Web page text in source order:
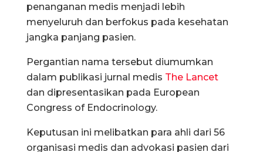
penanganan medis menjadi lebih
menyeluruh dan berfokus pada kesehatan
jangka panjang pasien.
Pergantian nama tersebut diumumkan
dalam publikasi jurnal medis The Lancet
dan dipresentasikan pada European
Congress of Endocrinology.
Keputusan ini melibatkan para ahli dari 56
organisasi medis dan advokasi pasien dari